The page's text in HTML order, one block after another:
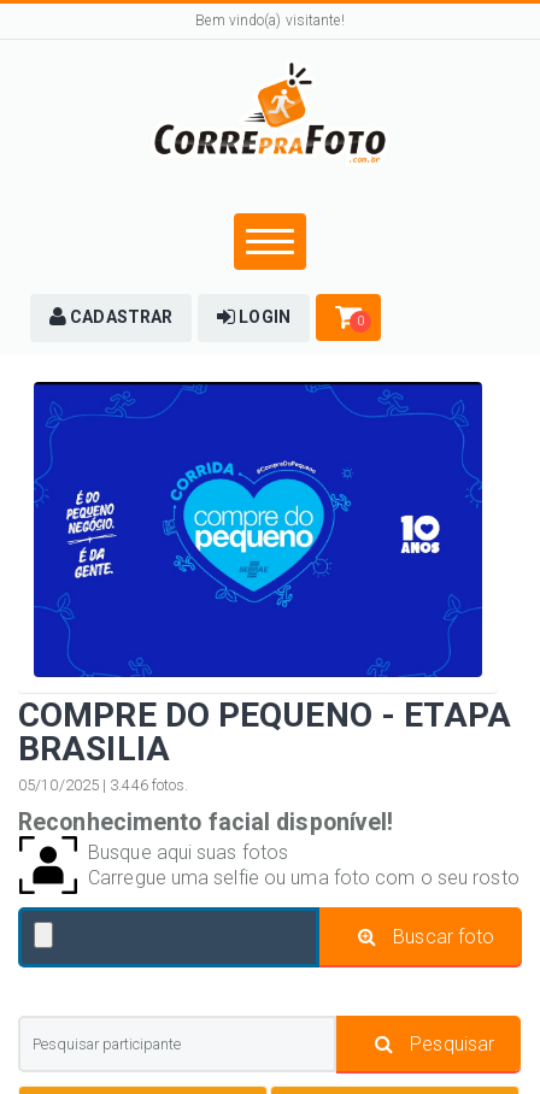
Bem vindo(a) visitante!
CADASTRAR LOGIN 0
COMPRE DO PEQUENO - ETAPA
BRASILIA
05/10/2025 | 3.446 fotos.
Reconhecimento facial disponível!
Busque aqui suas fotos
Carregue uma selfie ou uma foto com o seu rosto
Buscar foto
Pesquisar